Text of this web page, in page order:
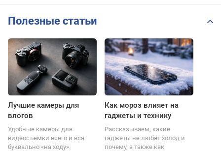
Полезные статьи
Лучшие камеры для
влогов
Удобные камеры для
видеосъемки всего и вся
буквально «на ходу».
Как мороз влияет на
гаджеты и технику
Рассказываем, какие
гаджеты не любят холод и
почему, а также как